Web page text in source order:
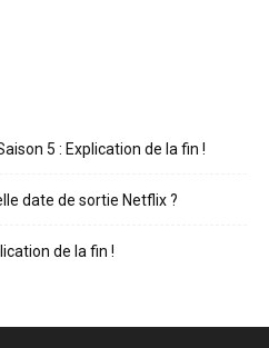
5 : Explication de la fin !
date de sortie Netflix ?
de la fin !